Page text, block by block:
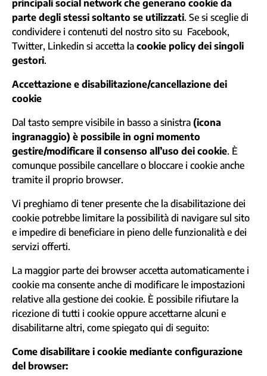
principali social network che generano cookie da
parte degli stessi soltanto se utilizzati. Se si sceglie di
condividere i contenuti del nostro sito su Facebook,
Twitter, Linkedin si accetta la cookie policy dei singoli
gestori.
Accettazione e disabilitazione/cancellazione dei
cookie
Dal tasto sempre visibile in basso a sinistra (icona
ingranaggio) è possibile in ogni momento
gestire/modificare il consenso all’uso dei cookie. È
comunque possibile cancellare o bloccare i cookie anche
tramite il proprio browser.
Vi preghiamo di tener presente che la disabilitazione dei
cookie potrebbe limitare la possibilità di navigare sul sito
e impedire di beneficiare in pieno delle funzionalità e dei
servizi offerti.
La maggior parte dei browser accetta automaticamente i
cookie ma consente anche di modificare le impostazioni
relative alla gestione dei cookie. È possibile rifiutare la
ricezione di tutti i cookie oppure accettarne alcuni e
disabilitarne altri, come spiegato qui di seguito:
Come disabilitare i cookie mediante configurazione
del browser: